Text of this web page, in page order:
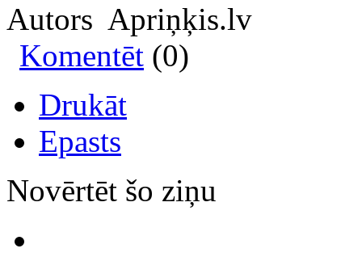
Autors Apriņķis.lv
Komentēt (0)
Drukāt
Epasts
Novērtēt šo ziņu